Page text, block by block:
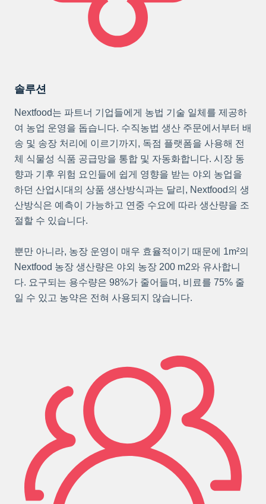
솔루션
Nextfood는 파트너 기업들에게 농법 기술 일체를 제공하
여 농업 운영을 돕습니다. 수직농법 생산 주문에서부터 배
송 및 송장 처리에 이르기까지, 독점 플랫폼을 사용해 전
체 식물성 식품 공급망을 통합 및 자동화합니다. 시장 동
향과 기후 위험 요인들에 쉽게 영향을 받는 야외 농업을
하던 산업시대의 상품 생산방식과는 달리, Nextfood의 생
산방식은 예측이 가능하고 연중 수요에 따라 생산량을 조
절할 수 있습니다.
뿐만 아니라, 농장 운영이 매우 효율적이기 때문에 1m²의
Nextfood 농장 생산량은 야외 농장 200 m2와 유사합니
다. 요구되는 용수량은 98%가 줄어들며, 비료를 75% 줄
일 수 있고 농약은 전혀 사용되지 않습니다.